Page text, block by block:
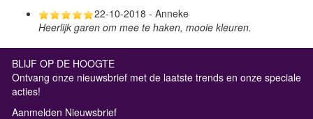
22-10-2018 - Anneke
Heerlijk garen om mee te haken, mooie kleuren.
BLIJF OP DE HOOGTE
Ontvang onze nieuwsbrief met de laatste trends en onze speciale
acties!
Aanmelden Nieuwsbrief